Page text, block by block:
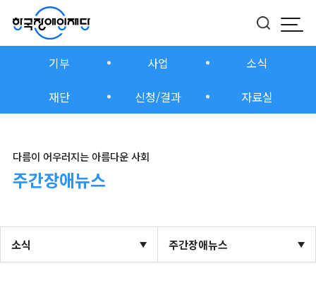
모
버튼
기부 사업
소식
재단
신청/결과 자료실
다름이 어우러지는 아름다운 사회
주간장애뉴스
소식 주간장애뉴스